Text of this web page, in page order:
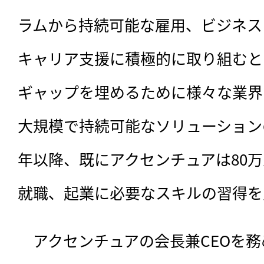
ラムから持続可能な雇用、ビジネ
キャリア支援に積極的に取り組む
ギャップを埋めるために様々な業
大規模で持続可能なソリューショ
年以降、既にアクセンチュアは80
就職、起業に必要なスキルの習得
アクセンチュアの会長兼CEOを